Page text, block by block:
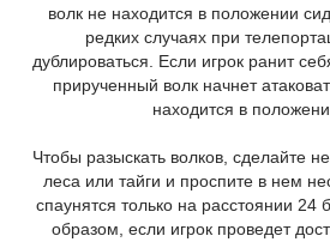
волк не находится в положении
редких случаях при
дублироваться. Если игрок ранит
прирученный волк начнет
находится в
Чтобы разыскать волков, сделайте
леса или тайги и проспите в нем
спаунятся только на расстоянии 24
образом, если игрок проведет